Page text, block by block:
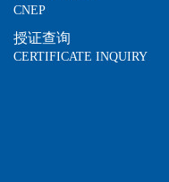
CNEP
授证查询
CERTIFICATE INQUIRY